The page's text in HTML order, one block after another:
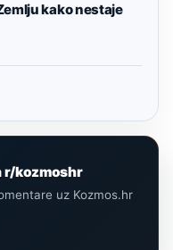
kako nestaje
r/kozmoshr
uz Kozmos.hr